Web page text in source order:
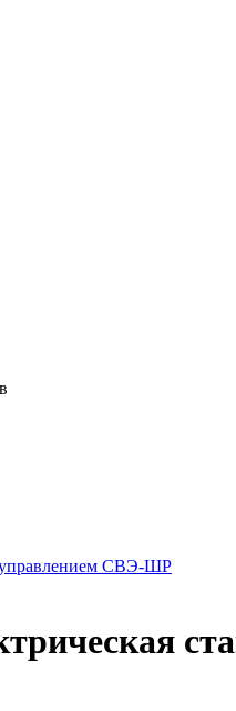
управлением СВЭ-ШР